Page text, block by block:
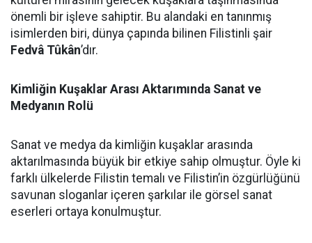
önemli bir işleve sahiptir. Bu alandaki en tanınmış
isimlerden biri, dünya çapında bilinen Filistinli şair
Fedvâ Tûkân’dır.
Kimliğin Kuşaklar Arası Aktarımında Sanat ve
Medyanın Rolü
Sanat ve medya da kimliğin kuşaklar arasında
aktarılmasında büyük bir etkiye sahip olmuştur. Öyle ki
farklı ülkelerde Filistin temalı ve Filistin’in özgürlüğünü
savunan sloganlar içeren şarkılar ile görsel sanat
eserleri ortaya konulmuştur.